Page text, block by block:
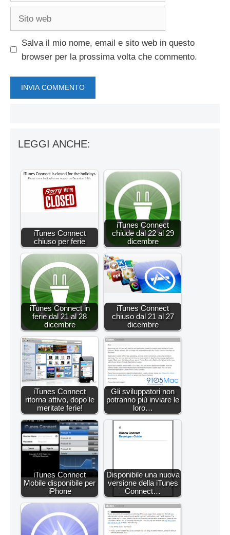
Salva il mio nome, email e sito web in questo
browser per la prossima volta che commento.
LEGGI ANCHE:
iTunes Connect
chiuso per ferie
iTunes Connect
chiude dal 22 al 29
dicembre
iTunes Connect in
ferie dal 21 al 28
dicembre
iTunes Connect
chiuso dal 21 al 27
dicembre
iTunes Connect
ritorna attivo, dopo le
meritate ferie!
Gli sviluppatori non
potranno più inviare le
loro…
iTunes Connect
Mobile disponibile per
iPhone
Disponibile una nuova
versione della iTunes
Connect…